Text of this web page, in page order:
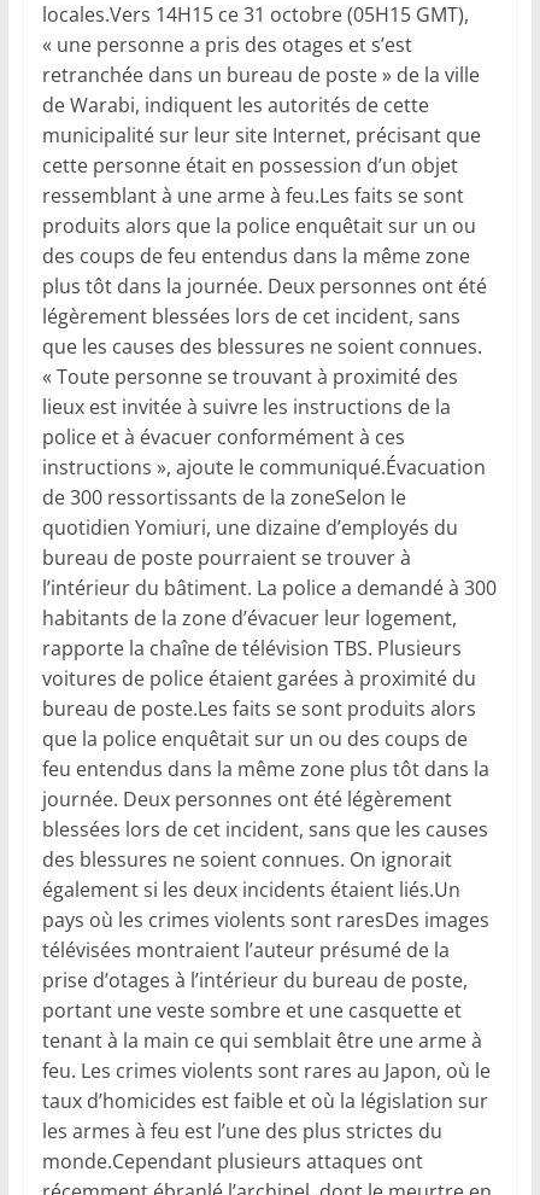
locales.Vers 14H15 ce 31 octobre (05H15 GMT),
« une personne a pris des otages et s’est
retranchée dans un bureau de poste » de la ville
de Warabi, indiquent les autorités de cette
municipalité sur leur site Internet, précisant que
cette personne était en possession d’un objet
ressemblant à une arme à feu.Les faits se sont
produits alors que la police enquêtait sur un ou
des coups de feu entendus dans la même zone
plus tôt dans la journée. Deux personnes ont été
légèrement blessées lors de cet incident, sans
que les causes des blessures ne soient connues.
« Toute personne se trouvant à proximité des
lieux est invitée à suivre les instructions de la
police et à évacuer conformément à ces
instructions », ajoute le communiqué.Évacuation
de 300 ressortissants de la zoneSelon le
quotidien Yomiuri, une dizaine d’employés du
bureau de poste pourraient se trouver à
l’intérieur du bâtiment. La police a demandé à 300
habitants de la zone d’évacuer leur logement,
rapporte la chaîne de télévision TBS. Plusieurs
voitures de police étaient garées à proximité du
bureau de poste.Les faits se sont produits alors
que la police enquêtait sur un ou des coups de
feu entendus dans la même zone plus tôt dans la
journée. Deux personnes ont été légèrement
blessées lors de cet incident, sans que les causes
des blessures ne soient connues. On ignorait
également si les deux incidents étaient liés.Un
pays où les crimes violents sont raresDes images
télévisées montraient l’auteur présumé de la
prise d’otages à l’intérieur du bureau de poste,
portant une veste sombre et une casquette et
tenant à la main ce qui semblait être une arme à
feu. Les crimes violents sont rares au Japon, où le
taux d’homicides est faible et où la législation sur
les armes à feu est l’une des plus strictes du
monde.Cependant plusieurs attaques ont